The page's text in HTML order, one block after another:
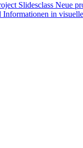
Slidesclass Neue
in